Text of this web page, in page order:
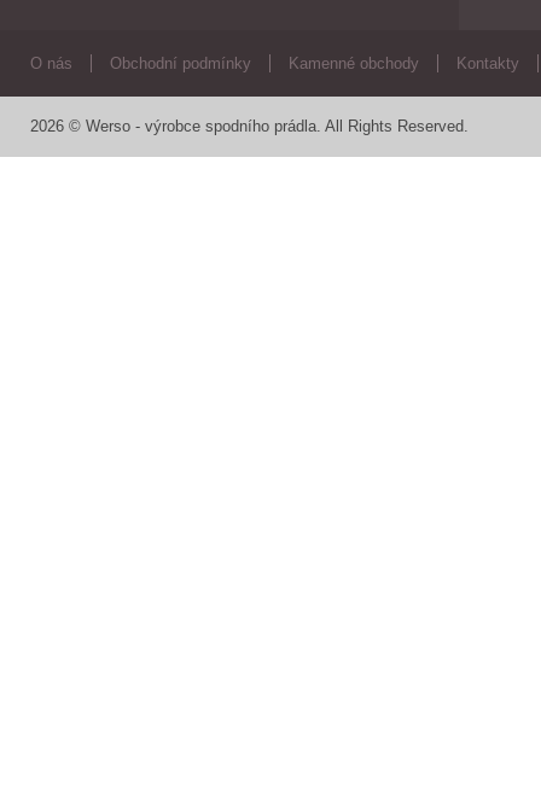
O nás Obchodní podmínky Kamenné obchody Kontakty
2026 © Werso - výrobce spodního prádla. All Rights Reserved.